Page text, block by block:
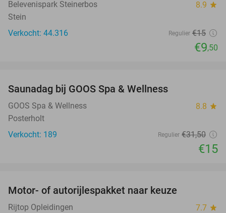
Belevenispark Steinerbos 8.9 star
Stein
Verkocht: 44.316
Regulier €15
€9,50
Saunadag bij GOOS Spa & Wellness
GOOS Spa & Wellness 8.8 star
Posterholt
Verkocht: 189
Regulier €31,50
€15
Motor- of autorijlespakket naar keuze
Rijtop Opleidingen 7.7 star